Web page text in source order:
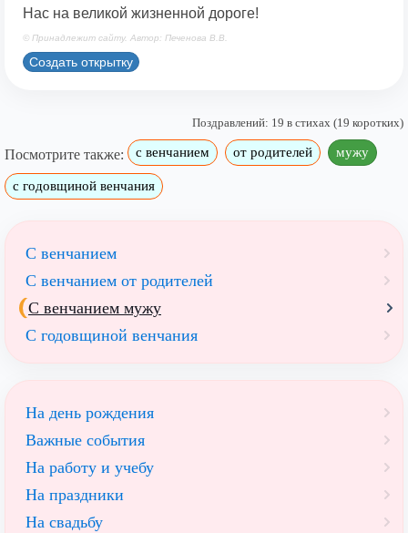
Нас на великой жизненной дороге!
© Принадлежит сайту. Автор: Печенова В.В.
Создать открытку
Поздравлений: 19 в стихах (19 коротких)
Посмотрите также: с венчанием от родителей мужу
с годовщиной венчания
С венчанием
С венчанием от родителей
С венчанием мужу
С годовщиной венчания
На день рождения
Важные события
На работу и учебу
На праздники
На свадьбу